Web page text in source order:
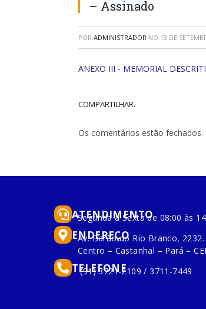
– Assinado
POR ADMINISTRADOR NO 13 DE
ANEXO III - MEMORIAL
COMPARTILHAR.
Os comentários estão fechados.
ATENDIMENTO
Segunda à Sexta de 08:00 às
ENDEREÇO
Av. Barão do Rio Branco, 2232.
Centro – Castanhal – Pará –
TELEFONE
(91) 3721-2109 / 3711-7449